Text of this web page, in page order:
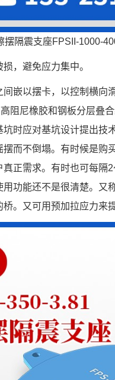
摆隔震支座FPSII-1000-
，避免应力集中。
嵌以摆卡，以控制横向
阻尼橡胶和钢板分层叠
时应对基坑设计提出技
而不倒塌。有时候是购
正需求。有时也可每隔
功能还不是很清楚。又
。又可用预加拉应力来